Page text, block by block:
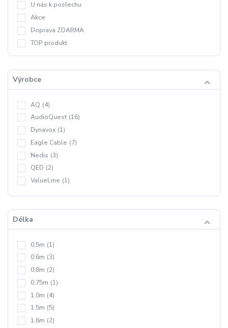
U nás k poslechu
Akce
Doprava ZDARMA
TOP produkt
Výrobce
AQ (4)
AudioQuest (16)
Dynavox (1)
Eagle Cable (7)
Nedis (3)
QED (2)
ValueLine (1)
Délka
0,5m (1)
0,6m (3)
0,8m (2)
0,75m (1)
1,0m (4)
1,5m (5)
1,6m (2)